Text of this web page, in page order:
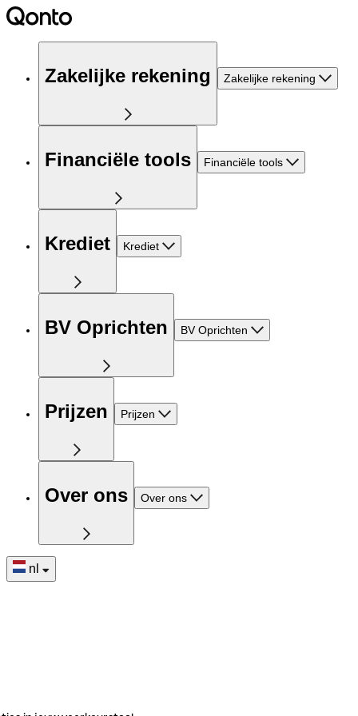
Zakelijke rekening Zakelijke rekening
Financiële tools Financiële tools
Krediet Krediet
BV Oprichten BV Oprichten
Prijzen Prijzen
Over ons Over ons
nl